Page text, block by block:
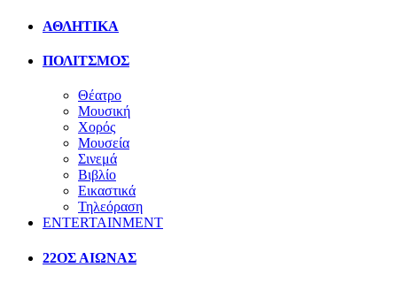
ΑΘΛΗΤΙΚΑ
ΠΟΛΙΤΣΜΟΣ
Θέατρο
Μουσική
Χορός
Μουσεία
Σινεμά
Βιβλίο
Εικαστικά
Τηλεόραση
ENTERTAINMENT
22ΟΣ ΑΙΩΝΑΣ